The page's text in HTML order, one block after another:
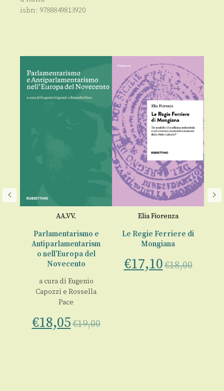
isbn: 9788849813920
AA.VV.
Parlamentarismo e
Antiparlamentarism
o nell’Europa del
Novecento
a cura di Eugenio
Capozzi e Rossella
Pace
€18,05€19,00
Elia Fiorenza
Le Regie Ferriere di
Mongiana
€17,10€18,00